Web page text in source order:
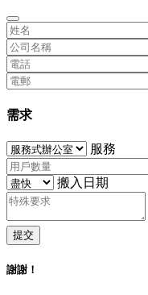
需求
服務
搬入日期
提交
謝謝！